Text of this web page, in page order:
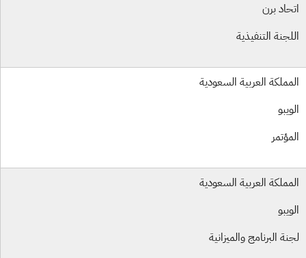
برن
التنفيذية
العربية السعودية
العربية السعودية
البرنامج والميزانية